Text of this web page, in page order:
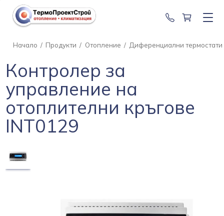
0888 201
Начало / Продукти / Отопление / Диференциални термостати
Контролер за
управление на
отоплителни кръгове
INT0129